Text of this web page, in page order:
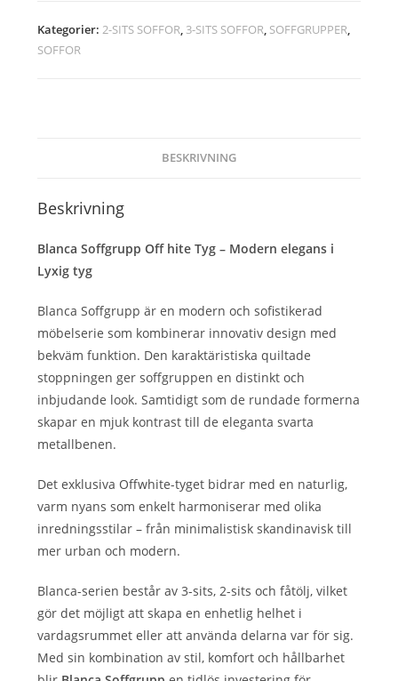
White
Kategorier:2-SITS SOFFOR, 3-SITS SOFFOR, SOFFGRUPPER,
SOFFOR
BESKRIVNING
Beskrivning
Blanca Soffgrupp Off hite Tyg – Modern elegans i
Lyxig tyg
Blanca Soffgrupp är en modern och sofistikerad
möbelserie som kombinerar innovativ design med
bekväm funktion. Den karaktäristiska quiltade
stoppningen ger soffgruppen en distinkt och
inbjudande look. Samtidigt som de rundade formerna
skapar en mjuk kontrast till de eleganta svarta
metallbenen.
Det exklusiva Offwhite-tyget bidrar med en naturlig,
varm nyans som enkelt harmoniserar med olika
inredningsstilar – från minimalistisk skandinavisk till
mer urban och modern.
Blanca-serien består av 3-sits, 2-sits och fåtölj, vilket
gör det möjligt att skapa en enhetlig helhet i
vardagsrummet eller att använda delarna var för sig.
Med sin kombination av stil, komfort och hållbarhet